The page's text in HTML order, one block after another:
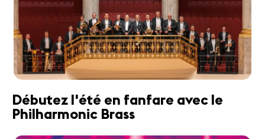
Débutez l'été en fanfare avec le
Philharmonic Brass